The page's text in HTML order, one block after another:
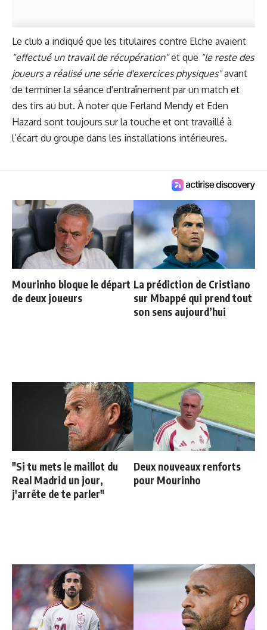
Le club a indiqué que les titulaires contre Elche avaient
"effectué un travail de récupération"et que "le reste des
joueurs a réalisé une série d'exercices physiques"avant
de terminer la séance d'entraînement par un match et
des tirs au but. À noter que Ferland Mendy et Eden
Hazard sont toujours sur la touche et ont travaillé à
l’écart du groupe dans les installations intérieures.
Mourinho bloque le départ
de deux joueurs
La prédiction de Cristiano
sur Mbappé qui prend tout
son sens aujourd’hui
"Si tu mets le maillot du
Real Madrid un jour,
j'arrête de te parler"
Deux nouveaux renforts
pour Mourinho